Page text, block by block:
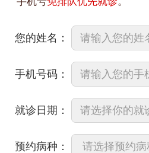
您的姓名：
手机号码：
就诊日期：
预约病种：